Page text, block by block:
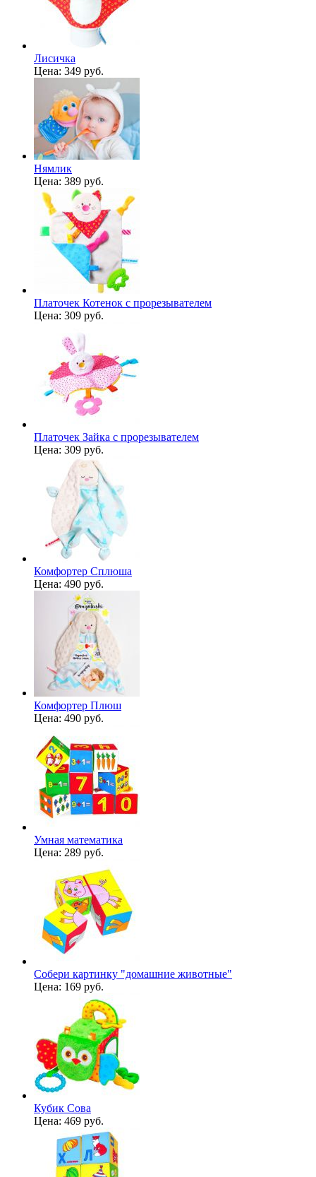
Лисичка
Цена: 349 руб.
Нямлик
Цена: 389 руб.
Платочек Котенок с прорезывателем
Цена: 309 руб.
Платочек Зайка с прорезывателем
Цена: 309 руб.
Комфортер Сплюша
Цена: 490 руб.
Комфортер Плюш
Цена: 490 руб.
Умная математика
Цена: 289 руб.
Собери картинку "домашние животные"
Цена: 169 руб.
Кубик Сова
Цена: 469 руб.